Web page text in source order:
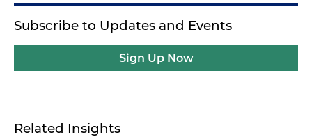
Subscribe to Updates and Events
Sign Up Now
Related Insights